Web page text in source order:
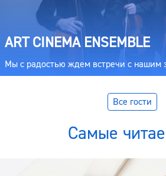
ART CINEMA ENSEMBLE
Мы с радостью ждем встречи с нашим
Все гости
Самые